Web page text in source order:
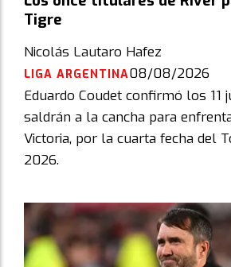
Tigre
Nicolás Lautaro Hafez
LIGA ARGENTINA08/08/2026
Eduardo Coudet confirmó los 11
saldrán a la cancha para
Victoria, por la cuarta fecha del
2026.